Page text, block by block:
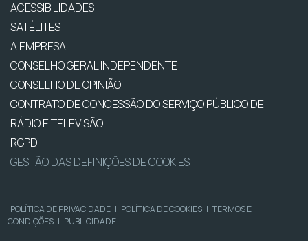
ACESSIBILIDADES
SATÉLITES
A EMPRESA
CONSELHO GERAL INDEPENDENTE
CONSELHO DE OPINIÃO
CONTRATO DE CONCESSÃO DO SERVIÇO PÚBLICO DE
RÁDIO E TELEVISÃO
RGPD
GESTÃO DAS DEFINIÇÕES DE COOKIES
POLÍTICA DE PRIVACIDADE | POLÍTICA DE COOKIES | TERMOS E
CONDIÇÕES | PUBLICIDADE